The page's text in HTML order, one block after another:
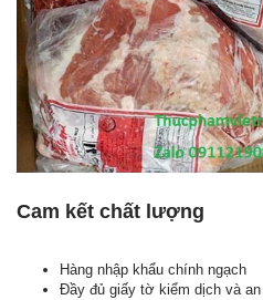
Cam kết chất lượng
Hàng nhập khẩu chính ngạch
Đầy đủ giấy tờ kiểm dịch và